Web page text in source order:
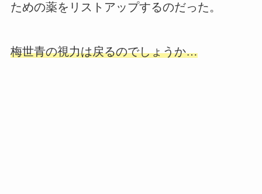
ための薬をリストアップするのだった。
梅世青の視力は戻るのでしょうか…